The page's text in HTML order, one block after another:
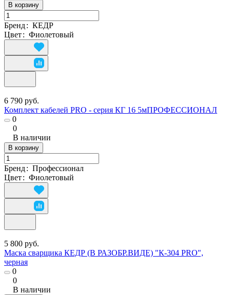
В корзину
Бренд: КЕДР
Цвет: Фиолетовый
6 790 руб.
Комплект кабелей PRO - серия КГ 16 5мПРОФЕССИОНАЛ
0
0
В наличии
В корзину
Бренд: Профессионал
Цвет: Фиолетовый
5 800 руб.
Маска сварщика КЕДР (В РАЗОБР.ВИДЕ) "К-304 PRO",
черная
0
0
В наличии